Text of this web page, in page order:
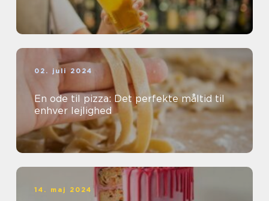
02. juli 2024
En ode til pizza: Det perfekte måltid til
enhver lejlighed
14. maj 2024